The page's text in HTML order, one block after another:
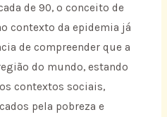
de 90, o conceito de
contexto da epidemia já
de compreender que a
do mundo, estando
contextos sociais,
pela pobreza e